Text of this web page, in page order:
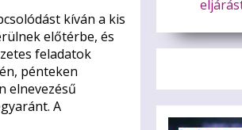
kíván a kis
előtérbe, és
feladatok
pénteken
elnevezésű
A